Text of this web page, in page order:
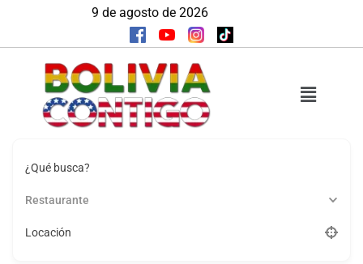
9 de agosto de 2026
¿Qué busca?
Restaurante
Locación